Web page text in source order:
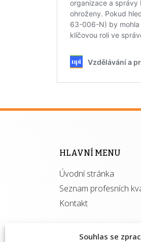
Souhlas se
HLAVNÍ MENU
Úvodní stránka
Seznam profesních
Kontakt